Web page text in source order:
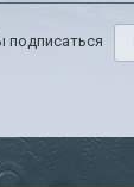
подписаться